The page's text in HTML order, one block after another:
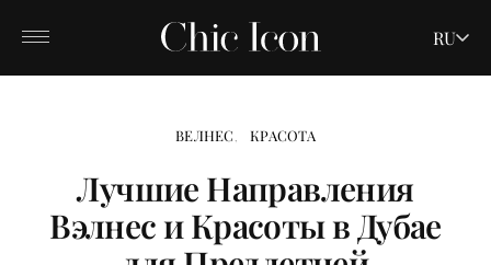
RU
ВЕЛНЕС КРАСОТА
Лучшие Направления
Вэлнес и Красоты в Дубае